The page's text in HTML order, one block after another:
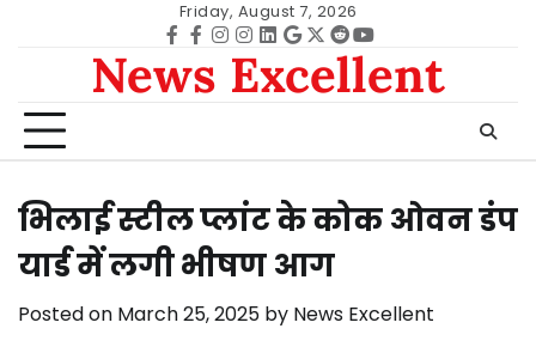
Friday, August 7, 2026
Facebook
facebook
Instagram
instagram
Linkedin
google
Twitter
redditYoutube
News Excellent
भिलाई स्टील प्लांट के कोक ओवन डंप
यार्ड में लगी भीषण आग
Posted on March 25, 2025 by News Excellent